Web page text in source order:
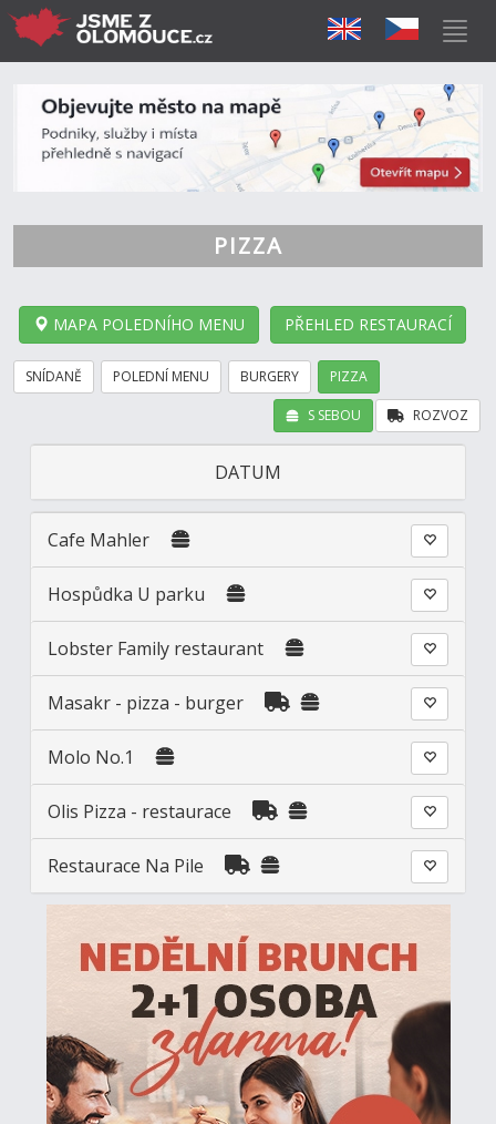
PIZZA
MAPA POLEDNÍHO MENU PŘEHLED RESTAURACÍ
SNÍDANĚ POLEDNÍ MENU BURGERY PIZZA
ROZVOZ
S SEBOU
DATUM
Cafe Mahler
Hospůdka U parku
Lobster Family restaurant
Masakr - pizza - burger
Molo No.1
Olis Pizza - restaurace
Restaurace Na Pile